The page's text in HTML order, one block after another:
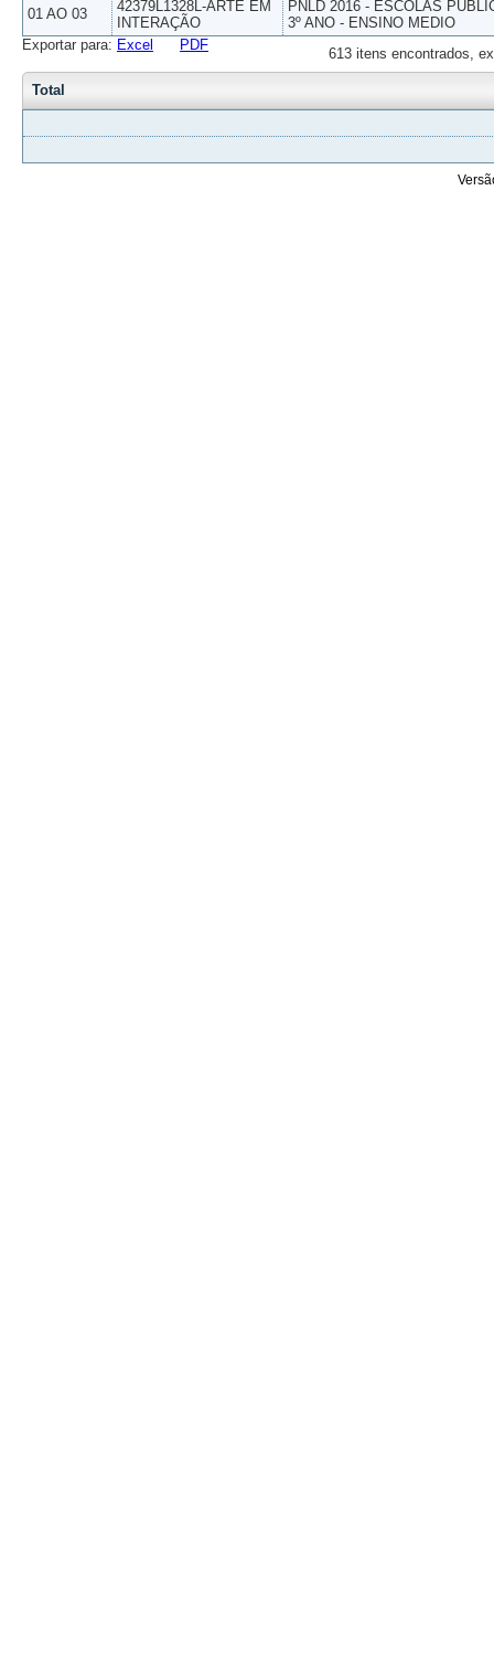
01 AO 03
42379L1328L-ARTE EM
INTERAÇÃO
PNLD 2016 - ESCOLAS
3º ANO - ENSINO MEDIO
613 itens encontrados,
Exportar para: Excel PDF
Total